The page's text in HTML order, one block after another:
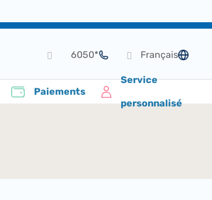
de langue
Français
*6050
Paiements
Service
personnalisé